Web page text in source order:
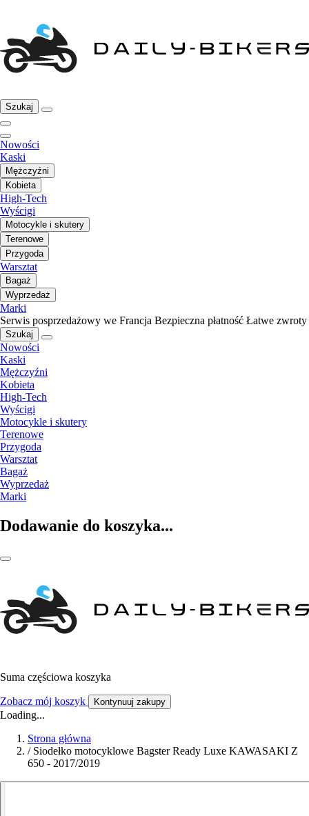
Szukaj
Nowości
Kaski
Mężczyźni
Kobieta
High-Tech
Wyścigi
Motocykle i skutery
Terenowe
Przygoda
Warsztat
Bagaż
Wyprzedaż
Marki
Serwis posprzedażowy we Francja Bezpieczna płatność Łatwe zwroty
Szukaj
Nowości
Kaski
Mężczyźni
Kobieta
High-Tech
Wyścigi
Motocykle i skutery
Terenowe
Przygoda
Warsztat
Bagaż
Wyprzedaż
Marki
Dodawanie do koszyka...
Suma częściowa koszyka
Zobacz mój koszyk Kontynuuj zakupy
Loading...
Strona główna
/ Siodełko motocyklowe Bagster Ready Luxe KAWASAKI Z
650 - 2017/2019